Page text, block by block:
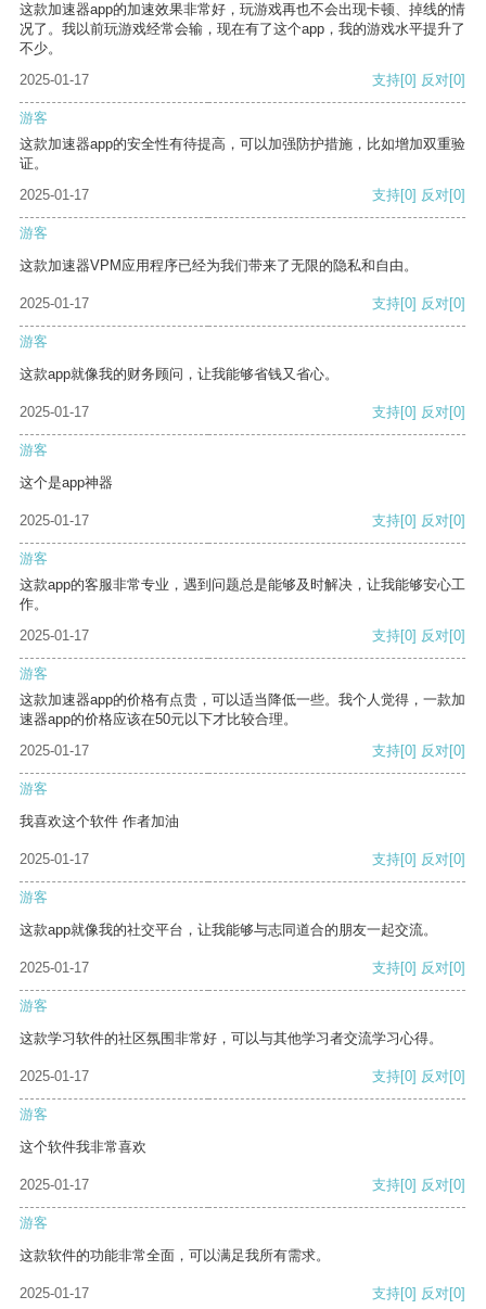
这款加速器app的加速效果非常好，玩游戏再也不会出现卡顿、掉线的情
况了。我以前玩游戏经常会输，现在有了这个app，我的游戏水平提升了
不少。
2025-01-17
支持[0] 反对[0]
游客
这款加速器app的安全性有待提高，可以加强防护措施，比如增加双重验
证。
2025-01-17
支持[0] 反对[0]
游客
这款加速器VPM应用程序已经为我们带来了无限的隐私和自由。
2025-01-17 支持[0] 反对[0]
游客
这款app就像我的财务顾问，让我能够省钱又省心。
2025-01-17 支持[0] 反对[0]
游客
这个是app神器
2025-01-17 支持[0] 反对[0]
游客
这款app的客服非常专业，遇到问题总是能够及时解决，让我能够安心工
作。
2025-01-17
支持[0] 反对[0]
游客
这款加速器app的价格有点贵，可以适当降低一些。我个人觉得，一款加
速器app的价格应该在50元以下才比较合理。
2025-01-17
支持[0] 反对[0]
游客
我喜欢这个软件 作者加油
2025-01-17 支持[0] 反对[0]
游客
这款app就像我的社交平台，让我能够与志同道合的朋友一起交流。
2025-01-17 支持[0] 反对[0]
游客
这款学习软件的社区氛围非常好，可以与其他学习者交流学习心得。
2025-01-17 支持[0] 反对[0]
游客
这个软件我非常喜欢
2025-01-17 支持[0] 反对[0]
游客
这款软件的功能非常全面，可以满足我所有需求。
2025-01-17 支持[0] 反对[0]